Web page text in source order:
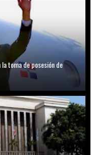
toma de posesión de